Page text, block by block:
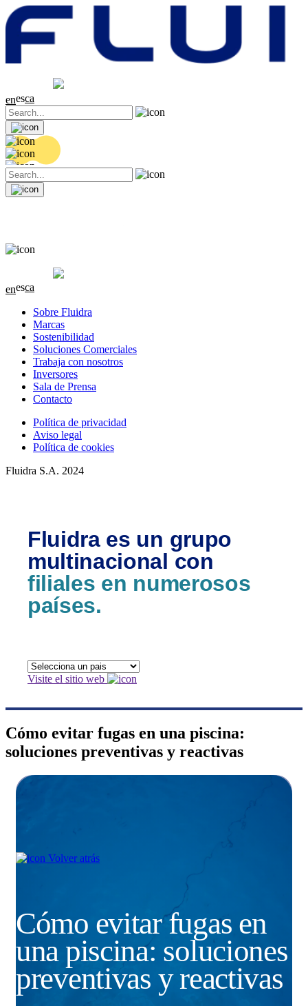
0.06 (+0.3%)
enesca
0.06 (+0.3%)
enesca
Sobre Fluidra
Marcas
Sostenibilidad
Soluciones Comerciales
Trabaja con nosotros
Inversores
Sala de Prensa
Contacto
Política de privacidad
Aviso legal
Política de cookies
Fluidra S.A. 2024
Fluidra es un grupo
multinacional con
filiales en numerosos
países.
Visite el sitio web
Cómo evitar fugas en una piscina:
soluciones preventivas y reactivas
Volver atrás
Cómo evitar fugas en
una piscina: soluciones
preventivas y reactivas